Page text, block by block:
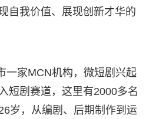
自我价值、展现创新才华的
一家MCN机构，微短剧兴起
短剧赛道，这里有2000多名
岁，从编剧、后期制作到运